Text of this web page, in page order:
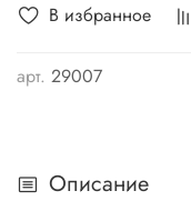
В избранное
арт. 29007
Описание